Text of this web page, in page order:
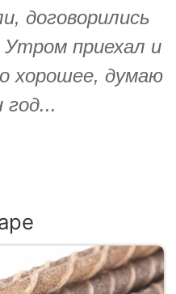
договорились
Утром приехал и
хорошее, думаю
год...